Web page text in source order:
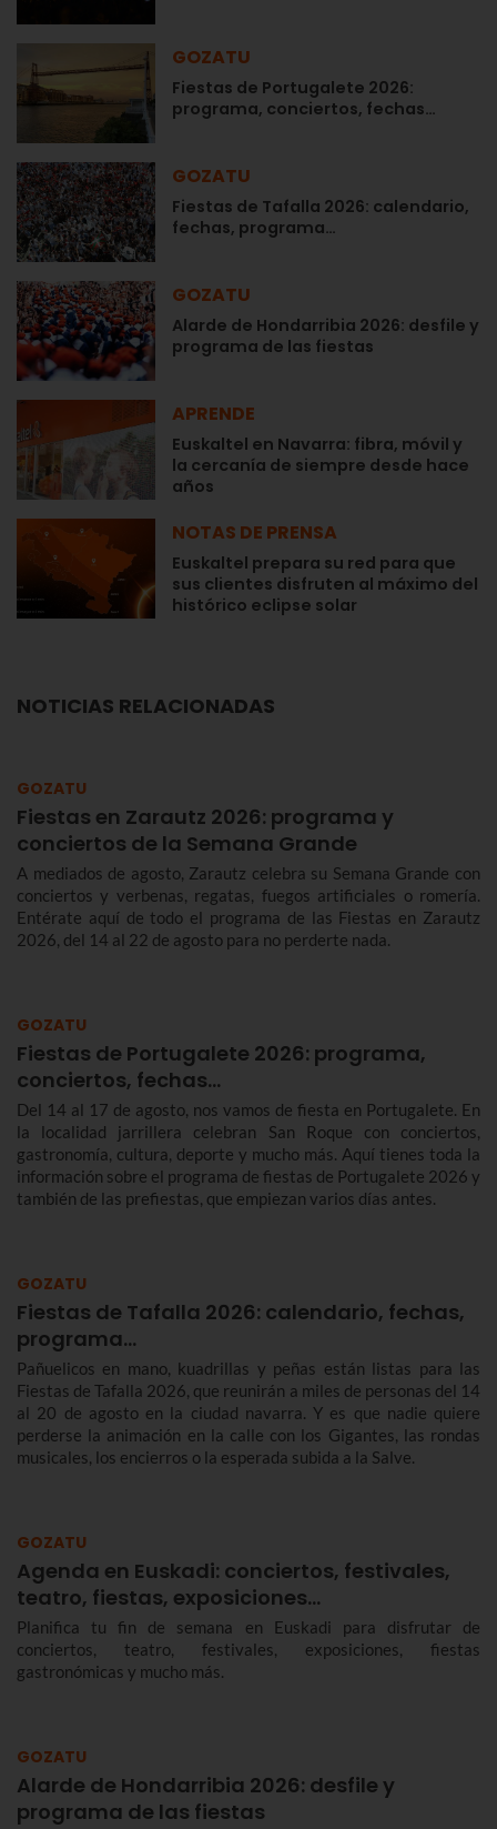
GOZATU
Fiestas de Portugalete 2026:
programa, conciertos, fechas…
GOZATU
Fiestas de Tafalla 2026: calendario,
fechas, programa…
GOZATU
Alarde de Hondarribia 2026: desfile y
programa de las fiestas
APRENDE
Euskaltel en Navarra: fibra, móvil y
la cercanía de siempre desde hace
años
NOTAS DE PRENSA
Euskaltel prepara su red para que
sus clientes disfruten al máximo del
histórico eclipse solar
NOTICIAS RELACIONADAS
GOZATU
Fiestas en Zarautz 2026: programa y
conciertos de la Semana Grande
A mediados de agosto, Zarautz celebra su Semana Grande con
conciertos y verbenas, regatas, fuegos artificiales o romería.
Entérate aquí de todo el programa de las Fiestas en Zarautz
2026, del 14 al 22 de agosto para no perderte nada.
GOZATU
Fiestas de Portugalete 2026: programa,
conciertos, fechas…
Del 14 al 17 de agosto, nos vamos de fiesta en Portugalete. En
la localidad jarrillera celebran San Roque con conciertos,
gastronomía, cultura, deporte y mucho más. Aquí tienes toda la
información sobre el programa de fiestas de Portugalete 2026 y
también de las prefiestas, que empiezan varios días antes.
GOZATU
Fiestas de Tafalla 2026: calendario, fechas,
programa…
Pañuelicos en mano, kuadrillas y peñas están listas para las
Fiestas de Tafalla 2026, que reunirán a miles de personas del 14
al 20 de agosto en la ciudad navarra. Y es que nadie quiere
perderse la animación en la calle con los Gigantes, las rondas
musicales, los encierros o la esperada subida a la Salve.
GOZATU
Agenda en Euskadi: conciertos, festivales,
teatro, fiestas, exposiciones…
Planifica tu fin de semana en Euskadi para disfrutar de
conciertos, teatro, festivales, exposiciones, fiestas
gastronómicas y mucho más.
GOZATU
Alarde de Hondarribia 2026: desfile y
programa de las fiestas